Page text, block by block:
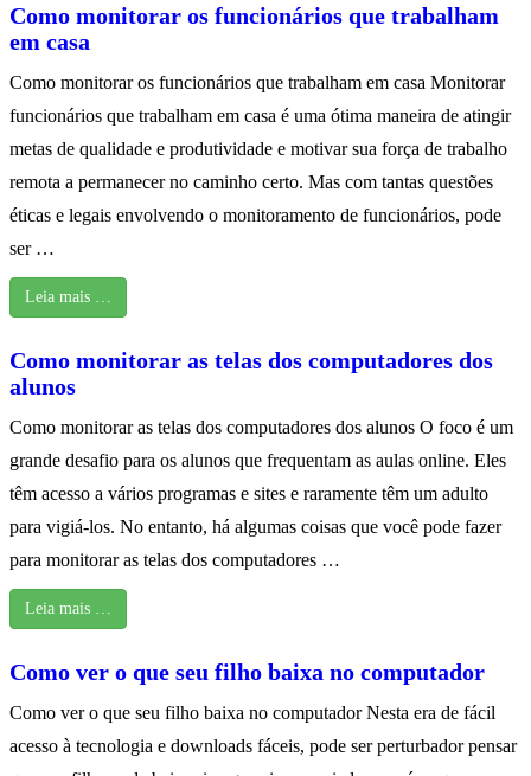
Como monitorar os funcionários que trabalham
em casa
Como monitorar os funcionários que trabalham em casa Monitorar
funcionários que trabalham em casa é uma ótima maneira de atingir
metas de qualidade e produtividade e motivar sua força de trabalho
remota a permanecer no caminho certo. Mas com tantas questões
éticas e legais envolvendo o monitoramento de funcionários, pode
ser …
Leia mais …
Como monitorar as telas dos computadores dos
alunos
Como monitorar as telas dos computadores dos alunos O foco é um
grande desafio para os alunos que frequentam as aulas online. Eles
têm acesso a vários programas e sites e raramente têm um adulto
para vigiá-los. No entanto, há algumas coisas que você pode fazer
para monitorar as telas dos computadores …
Leia mais …
Como ver o que seu filho baixa no computador
Como ver o que seu filho baixa no computador Nesta era de fácil
acesso à tecnologia e downloads fáceis, pode ser perturbador pensar